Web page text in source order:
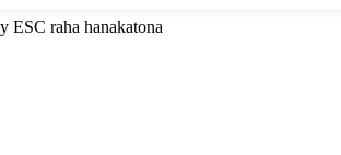
ESC raha hanakatona